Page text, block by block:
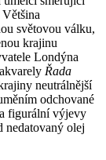
světovou válku,
krajinu
Londýna
Řada
neutrálnější
odchované
figurální výjevy
nedatovaný olej